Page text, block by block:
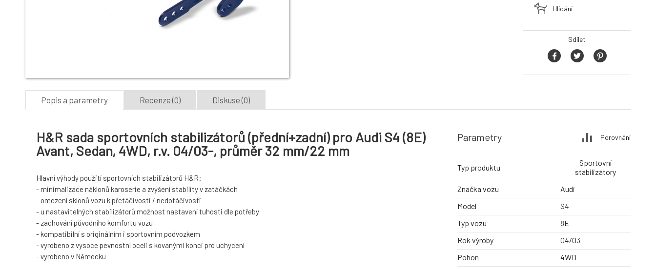
Hlídání
Sdílet
Popis a parametry Recenze (0) Diskuse (0)
H&R sada sportovních stabilizátorů (přední+zadní) pro Audi S4 (8E)
Avant, Sedan, 4WD, r.v. 04/03-, průměr 32 mm/22 mm
Hlavní výhody použití sportovních stabilizátorů H&R:
- minimalizace náklonů karoserie a zvýšení stability v zatáčkách
- omezení sklonů vozu k přetáčivosti / nedotáčivosti
- u nastavitelných stabilizátorů možnost nastavení tuhosti dle potřeby
- zachování původního komfortu vozu
- kompatibilní s originálním i sportovním podvozkem
- vyrobeno z vysoce pevnostní oceli s kovanými konci pro uchycení
- vyrobeno v Německu
Parametry Porovnání
Typ produktu
Sportovní
stabilizátory
Značka vozu
Audi
Model
S4
Typ vozu
8E
Rok výroby
04/03-
Pohon
4WD